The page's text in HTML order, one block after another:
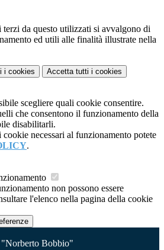
da questo utilizzati si avvalgono di
ed utili alle finalità illustrate nella
i cookies Accetta tutti i cookies
scegliere quali cookie consentire.
che consentono il funzionamento della
disabilitarli.
necessari al funzionamento potete
.
non possono essere
l'elenco nella pagina della cookie
Bobbio"